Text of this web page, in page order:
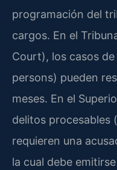
programación del
cargos. En el
Court), los casos
persons) pueden
meses. En el
delitos procesables
requieren una
la cual debe